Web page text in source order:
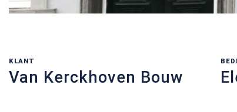
KLANT
Van Kerckhoven Bouw